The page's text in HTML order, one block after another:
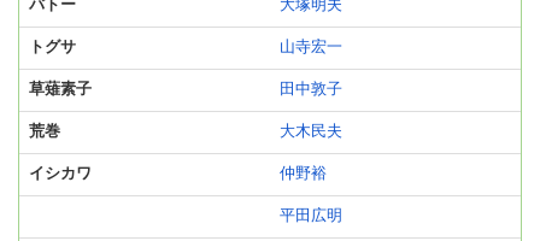
バトー 大塚明夫
トグサ 山寺宏一
草薙素子 田中敦子
荒巻 大木民夫
イシカワ 仲野裕
平田広明